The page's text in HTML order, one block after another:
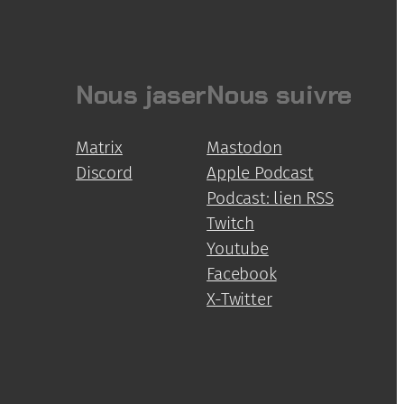
Nous jaser
Matrix
Discord
Nous suivre
Mastodon
Apple Podcast
Podcast: lien RSS
Twitch
Youtube
Facebook
X-Twitter